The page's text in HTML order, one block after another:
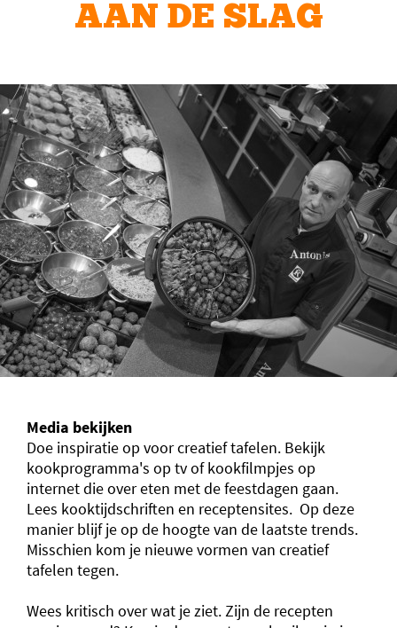
AAN DE SLAG
Media bekijken
Doe inspiratie op voor creatief tafelen. Bekijk
kookprogramma's op tv of kookfilmpjes op
internet die over eten met de feestdagen gaan.
Lees kooktijdschriften en receptensites. Op deze
manier blijf je op de hoogte van de laatste trends.
Misschien kom je nieuwe vormen van creatief
tafelen tegen.
Wees kritisch over wat je ziet. Zijn de recepten